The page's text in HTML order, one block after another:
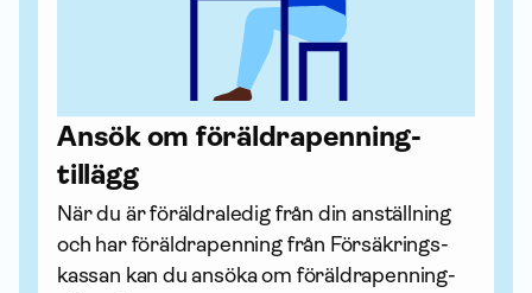
Ansök om föräldra­penning­
tillägg
När du är föräldraledig från din an­ställning
och har föräldrapenning från Försäkrings­
kassan kan du ansöka om föräldra­penning­